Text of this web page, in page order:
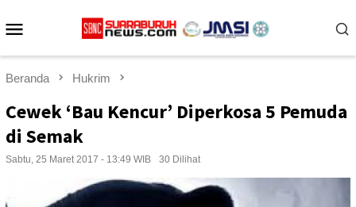
ke
Beranda Hukrim
Cewek ‘Bau Kencur’ Diperkosa 5 Pemuda
di Semak
Sabtu, 25 Maret 2017 - 13:49 WIB 30 Dilihat